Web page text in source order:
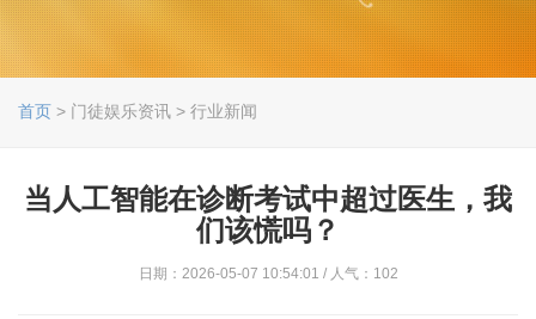
首页 > 门徒娱乐资讯 > 行业新闻
当人工智能在诊断考试中超过医生，我
们该慌吗？
日期：2026-05-07 10:54:01 / 人气：102